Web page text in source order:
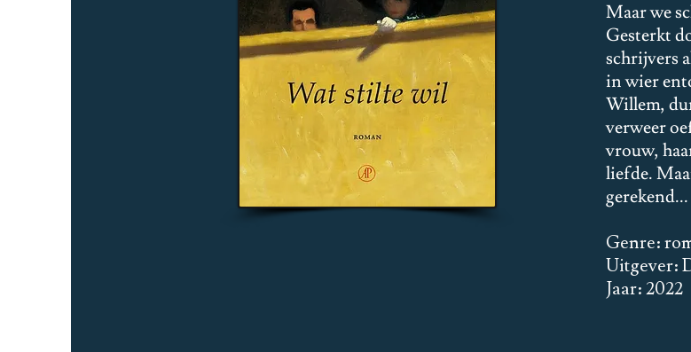
Maar we
Gesterkt
schrijvers
in wier
Willem,
verweer
vrouw,
liefde.
gerekend...
Genre:
Uitgever:
Jaar: 2022